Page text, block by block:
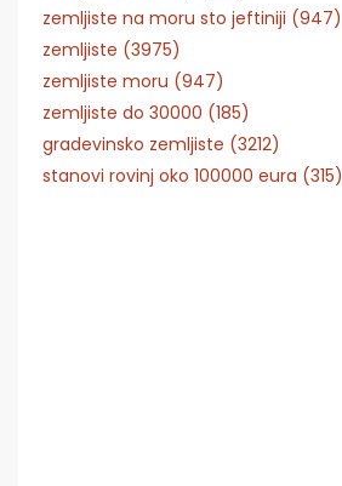
zemljiste na moru sto jeftiniji (947)
zemljiste (3975)
zemljiste moru (947)
zemljiste do 30000 (185)
gradevinsko zemljiste (3212)
stanovi rovinj oko 100000 eura (315)